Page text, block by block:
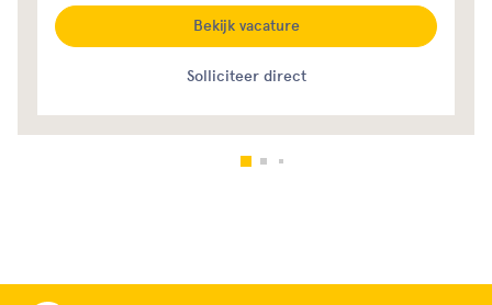
Solliciteer direct
Bekijk vacature